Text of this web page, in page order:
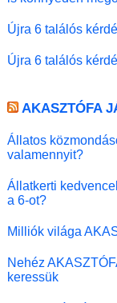
Újra 6 találós
Újra 6 találós
AKASZTÓFA
Állatos
valamennyit?
Állatkerti
a 6-ot?
Milliók világa
Nehéz
keressük